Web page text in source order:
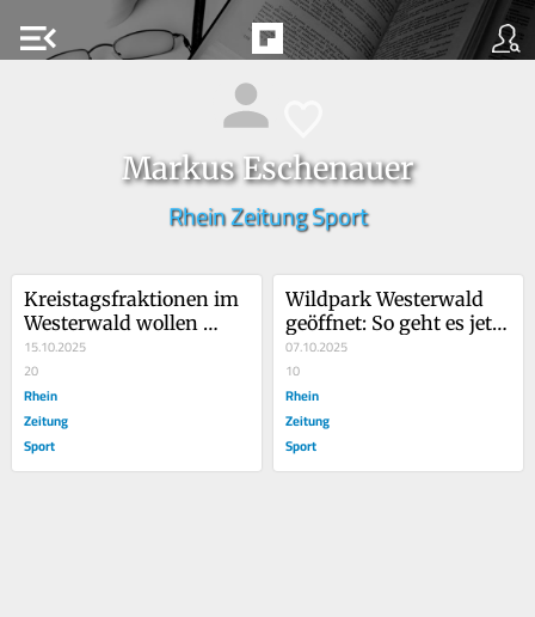
menu_open
Markus Eschenauer
Rhein Zeitung Sport
Kreistagsfraktionen im
Westerwald wollen
mehr Geld
15.10.2025
20
Rhein
Zeitung
Sport
Wildpark Westerwald
geöffnet: So geht es jetzt
weiter
07.10.2025
10
Rhein
Zeitung
Sport